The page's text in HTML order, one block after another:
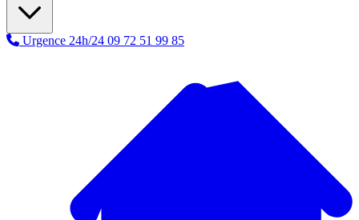
Urgence 24h/24 09 72 51 99 85